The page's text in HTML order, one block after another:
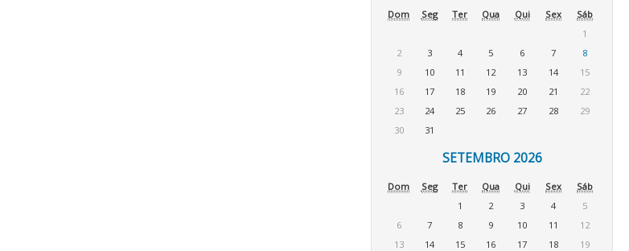
Dom Seg Ter Qua Qui Sex
Sáb
1
2
3 4 5 6 7
8
9
10 11 12 13 14
15
16
17 18 19 20 21
22
23
24 25 26 27 28
29
30
31
SETEMBRO 2026
Dom Seg Ter Qua Qui Sex
Sáb
1
2 3 4
5
6
7 8 9 10 11
12
13
14 15 16 17 18 19